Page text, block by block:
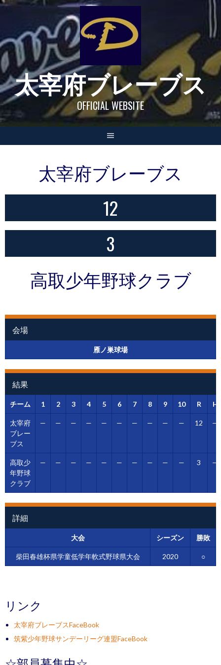
Skip
content
太宰府ブレーブス
OFFICIAL WEBSITE
太宰府ブレーブス
12
3
高取少年野球クラブ
会場
雁ノ巣球場
結果
チーム 1 2 3 4 5 6 7 8 9 10 R H
太宰府
ブレー
ブス
— — — — — — — — — — 12 —
高取少
年野球
クラブ
— — — — — — — — — — 3 —
詳細
大会 シーズン 勝敗
柴田春雄杯県学童低学年軟式野球県大会 2020 ○
リンク
太宰府ブレーブスFaceBook
筑紫少年野球サンデーリーグ連盟FaceBook